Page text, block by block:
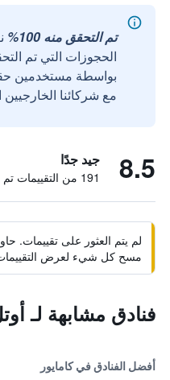
تم التحقق منه 100%
الحجوزات التي تم
مع شركائنا الخارجيين
8.5 جيد جدًا
191 من التقييمات تم التحقق منها
لم يتم العثور على تقييمات.
مسح كل شيء لعرض
فنادق مشابهة لـ
أفضل الفنادق في كامايور